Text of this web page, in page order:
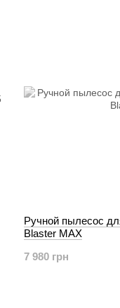
Ручной пылесос
Blaster MAX
7 980 грн